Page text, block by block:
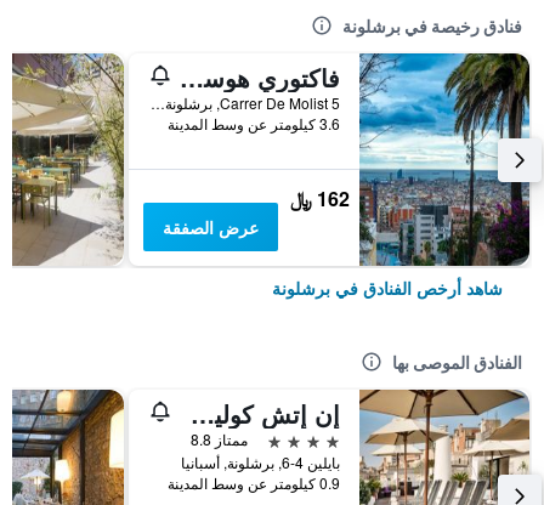
فنادق رخيصة في برشلونة
فاكتوري هوستلز بارسيلونا
Carrer De Molist 5, برشلونة, أسبانيا
3.6 كيلومتر عن وسط المدينة
162 ﷼
عرض الصفقة
شاهد أرخص الفنادق في برشلونة
الفنادق الموصى بها
إن إتش كوليكشن برشلونة بوديوم
4 نجوم
ممتاز 8.8
بايلين 4-6, برشلونة, أسبانيا
0.9 كيلومتر عن وسط المدينة